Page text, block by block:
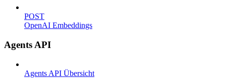
POST
OpenAI Embeddings
Agents API
Agents API Übersicht